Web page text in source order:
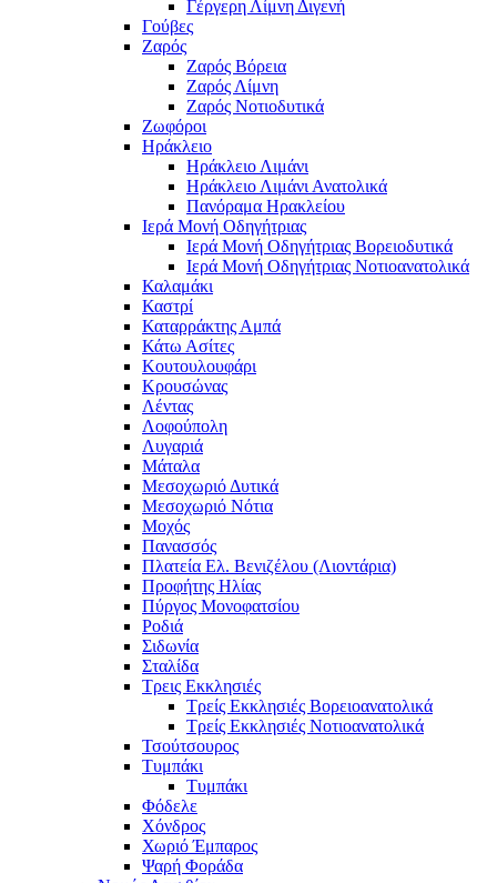
Γέργερη Λίμνη Διγενή
Γούβες
Ζαρός
Ζαρός Βόρεια
Ζαρός Λίμνη
Ζαρός Νοτιοδυτικά
Ζωφόροι
Ηράκλειο
Ηράκλειο Λιμάνι
Ηράκλειο Λιμάνι Ανατολικά
Πανόραμα Ηρακλείου
Ιερά Μονή Οδηγήτριας
Ιερά Μονή Οδηγήτριας Βορειοδυτικά
Ιερά Μονή Οδηγήτριας Νοτιοανατολικά
Καλαμάκι
Καστρί
Καταρράκτης Αμπά
Κάτω Ασίτες
Κουτουλουφάρι
Κρουσώνας
Λέντας
Λοφούπολη
Λυγαριά
Μάταλα
Μεσοχωριό Δυτικά
Μεσοχωριό Νότια
Μοχός
Πανασσός
Πλατεία Ελ. Βενιζέλου (Λιοντάρια)
Προφήτης Ηλίας
Πύργος Μονοφατσίου
Ροδιά
Σιδωνία
Σταλίδα
Τρεις Εκκλησιές
Τρείς Εκκλησιές Βορειοανατολικά
Τρείς Εκκλησιές Νοτιοανατολικά
Τσούτσουρος
Τυμπάκι
Τυμπάκι
Φόδελε
Χόνδρος
Χωριό Έμπαρος
Ψαρή Φοράδα